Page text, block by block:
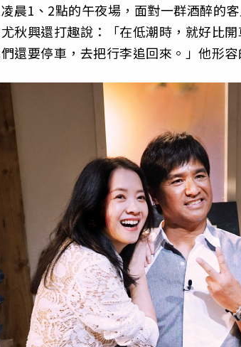
晨1、2點的午夜場，面對一群酒醉的
秋興還打趣說：「在低潮時，就好比
還要停車，去把行李追回來。」他形